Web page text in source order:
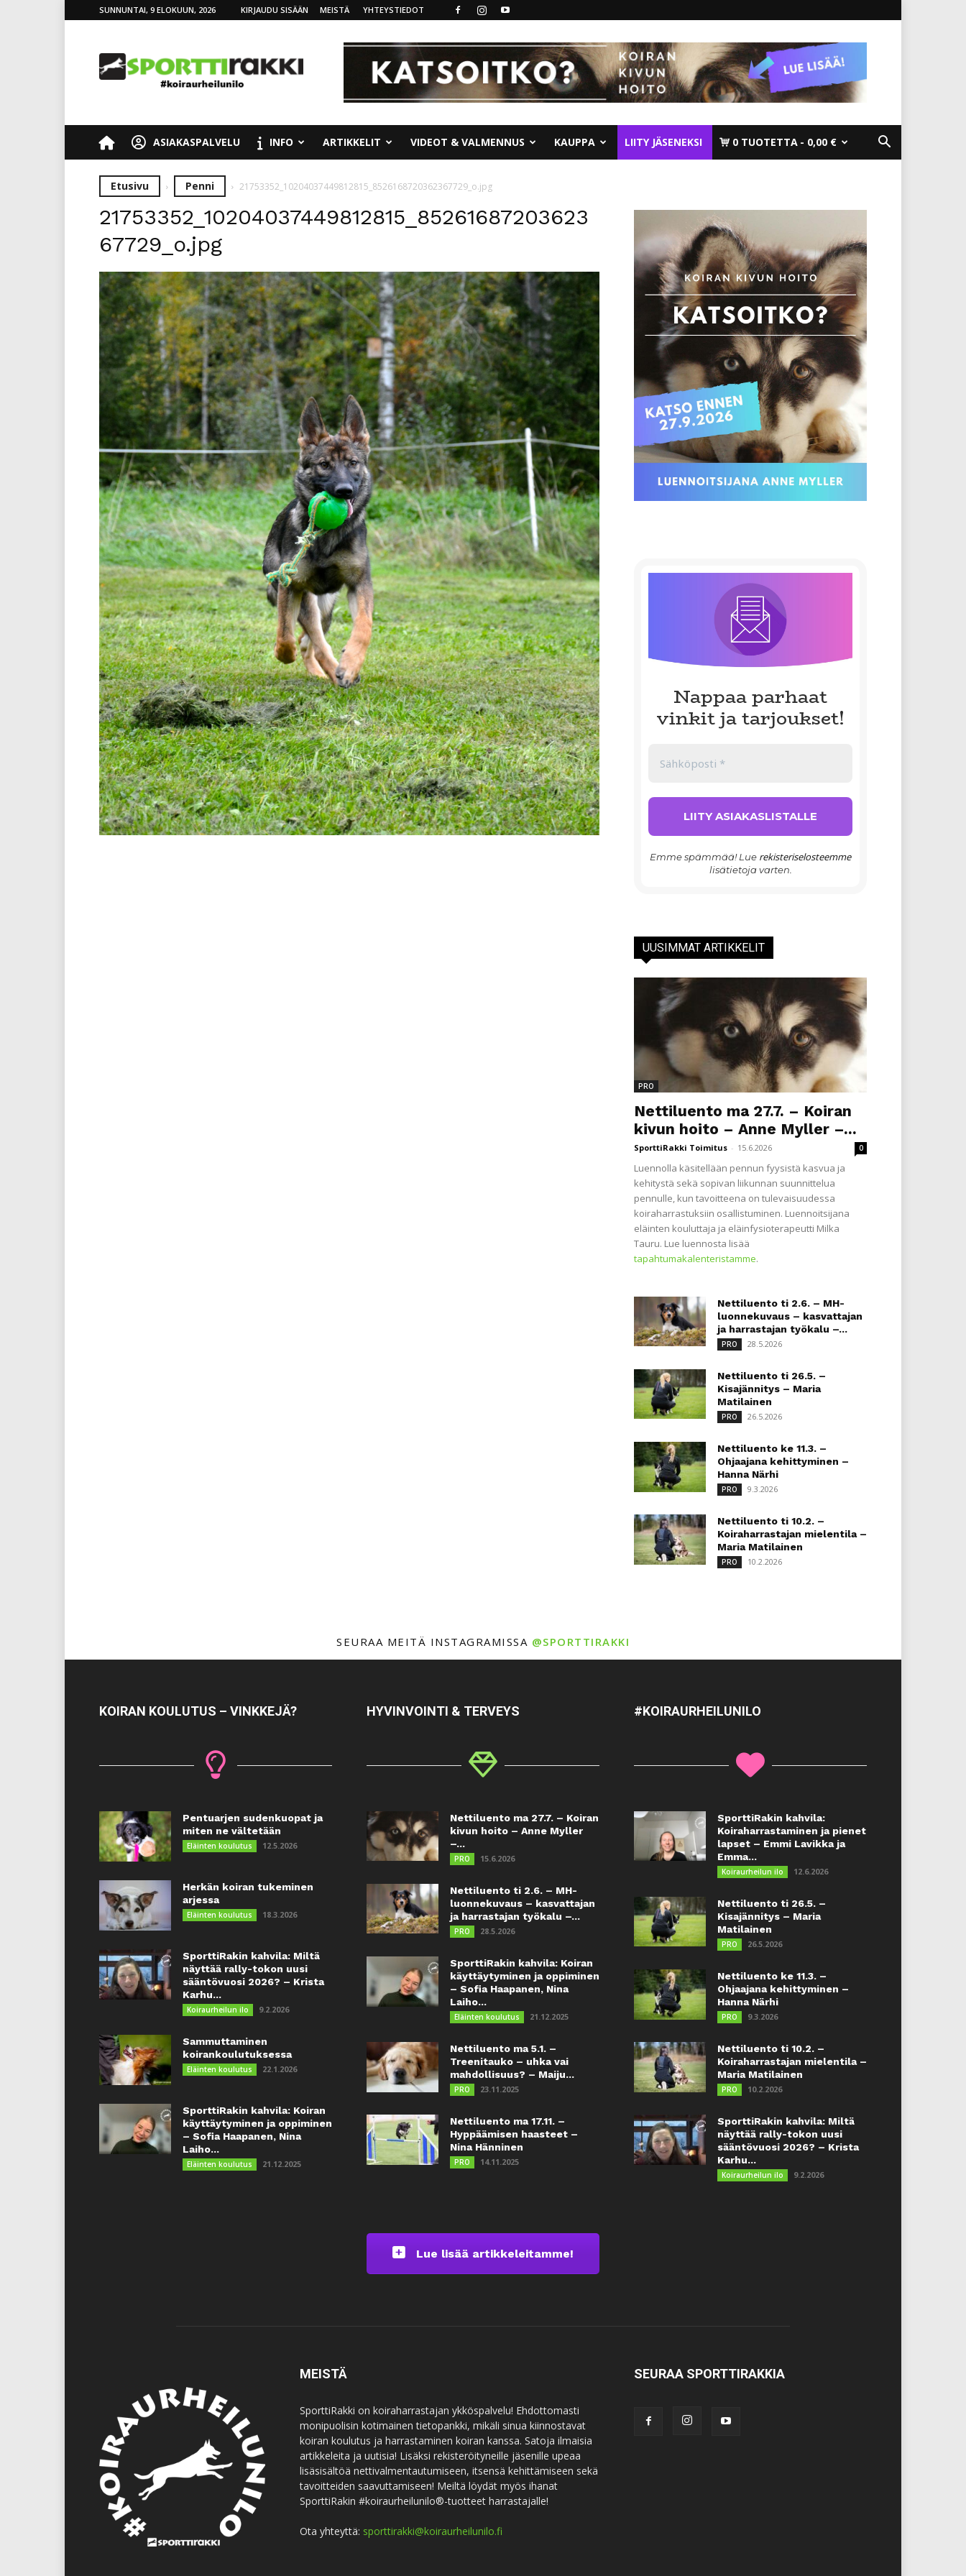
SUNNUNTAI, 9 ELOKUUN, 2026 KIRJAUDU SISÄÄN MEISTÄ YHTEYSTIEDOT
ASIAKASPALVELU INFO ARTIKKELIT VIDEOT & VALMENNUS KAUPPA LIITY JÄSENEKSI 0 TUOTETTA 0,00 €
Etusivu Penni 21753352_10204037449812815_8526168720362367729_o.jpg
21753352_10204037449812815_85261687203623
67729_o.jpg
Nappaa parhaat
vinkit ja tarjoukset!
Emme spämmää! Lue rekisteriselosteemme
lisätietoja varten.
UUSIMMAT ARTIKKELIT
PRO
Nettiluento ma 27.7. – Koiran
kivun hoito – Anne Myller –...
SporttiRakki Toimitus - 15.6.2026 0
Luennolla käsitellään pennun fyysistä kasvua ja
kehitystä sekä sopivan liikunnan suunnittelua
pennulle, kun tavoitteena on tulevaisuudessa
koiraharrastuksiin osallistuminen. Luennoitsijana
eläinten kouluttaja ja eläinfysioterapeutti Milka
Tauru. Lue luennosta lisää
tapahtumakalenteristamme.
Nettiluento ti 2.6. – MH-
luonnekuvaus – kasvattajan
ja harrastajan työkalu –...
PRO 28.5.2026
Nettiluento ti 26.5. –
Kisajännitys – Maria
Matilainen
PRO 26.5.2026
Nettiluento ke 11.3. –
Ohjaajana kehittyminen –
Hanna Närhi
PRO 9.3.2026
Nettiluento ti 10.2. –
Koiraharrastajan mielentila –
Maria Matilainen
PRO 10.2.2026
SEURAA MEITÄ INSTAGRAMISSA @SPORTTIRAKKI
KOIRAN KOULUTUS – VINKKEJÄ?
Pentuarjen sudenkuopat ja
miten ne vältetään
Eläinten koulutus 12.5.2026
Herkän koiran tukeminen
arjessa
Eläinten koulutus 18.3.2026
SporttiRakin kahvila: Miltä
näyttää rally-tokon uusi
sääntövuosi 2026? – Krista
Karhu...
Koiraurheilun ilo 9.2.2026
Sammuttaminen
koirankoulutuksessa
Eläinten koulutus 22.1.2026
SporttiRakin kahvila: Koiran
käyttäytyminen ja oppiminen
– Sofia Haapanen, Nina
Laiho...
Eläinten koulutus 21.12.2025
HYVINVOINTI & TERVEYS
Nettiluento ma 27.7. – Koiran
kivun hoito – Anne Myller
–...
PRO 15.6.2026
Nettiluento ti 2.6. – MH-
luonnekuvaus – kasvattajan
ja harrastajan työkalu –...
PRO 28.5.2026
SporttiRakin kahvila: Koiran
käyttäytyminen ja oppiminen
– Sofia Haapanen, Nina
Laiho...
Eläinten koulutus 21.12.2025
Nettiluento ma 5.1. –
Treenitauko – uhka vai
mahdollisuus? – Maiju...
PRO 23.11.2025
Nettiluento ma 17.11. –
Hyppäämisen haasteet –
Nina Hänninen
PRO 14.11.2025
Lue lisää artikkeleitamme!
#KOIRAURHEILUNILO
SporttiRakin kahvila:
Koiraharrastaminen ja pienet
lapset – Emmi Lavikka ja
Emma...
Koiraurheilun ilo 12.6.2026
Nettiluento ti 26.5. –
Kisajännitys – Maria
Matilainen
PRO 26.5.2026
Nettiluento ke 11.3. –
Ohjaajana kehittyminen –
Hanna Närhi
PRO 9.3.2026
Nettiluento ti 10.2. –
Koiraharrastajan mielentila –
Maria Matilainen
PRO 10.2.2026
SporttiRakin kahvila: Miltä
näyttää rally-tokon uusi
sääntövuosi 2026? – Krista
Karhu...
Koiraurheilun ilo 9.2.2026
MEISTÄ
SporttiRakki on koiraharrastajan ykköspalvelu! Ehdottomasti
monipuolisin kotimainen tietopankki, mikäli sinua kiinnostavat
koiran koulutus ja harrastaminen koiran kanssa. Satoja ilmaisia
artikkeleita ja uutisia! Lisäksi rekisteröityneille jäsenille upeaa
lisäsisältöä nettivalmentautumiseen, itsensä kehittämiseen sekä
tavoitteiden saavuttamiseen! Meiltä löydät myös ihanat
SporttiRakin #koiraurheilunilo®-tuotteet harrastajalle!
Ota yhteyttä: sporttirakki@koiraurheilunilo.fi
SEURAA SPORTTIRAKKIA